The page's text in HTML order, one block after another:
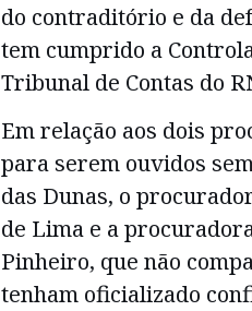
do contraditório e da
tem cumprido a
Tribunal de Contas do
Em relação aos dois
para serem ouvidos
das Dunas, o
de Lima e a
Pinheiro, que não
tenham oficializado